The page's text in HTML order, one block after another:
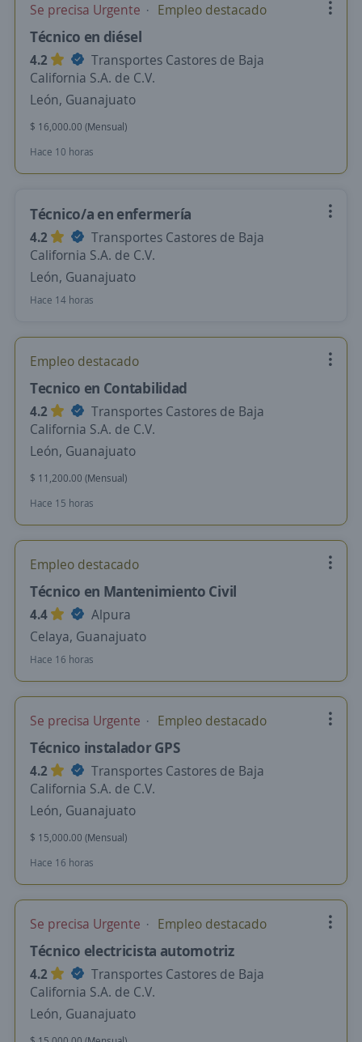
Se precisa Urgente Empleo destacado
Técnico en diésel
4.2
Transportes Castores de Baja
California S.A. de C.V.
León, Guanajuato
$ 16,000.00 (Mensual)
Hace 10 horas
Técnico/a en enfermería
4.2
Transportes Castores de Baja
California S.A. de C.V.
León, Guanajuato
Hace 14 horas
Empleo destacado
Tecnico en Contabilidad
4.2
Transportes Castores de Baja
California S.A. de C.V.
León, Guanajuato
$ 11,200.00 (Mensual)
Hace 15 horas
Empleo destacado
Técnico en Mantenimiento Civil
4.4
Alpura
Celaya, Guanajuato
Hace 16 horas
Se precisa Urgente Empleo destacado
Técnico instalador GPS
4.2
Transportes Castores de Baja
California S.A. de C.V.
León, Guanajuato
$ 15,000.00 (Mensual)
Hace 16 horas
Se precisa Urgente Empleo destacado
Técnico electricista automotriz
4.2
Transportes Castores de Baja
California S.A. de C.V.
León, Guanajuato